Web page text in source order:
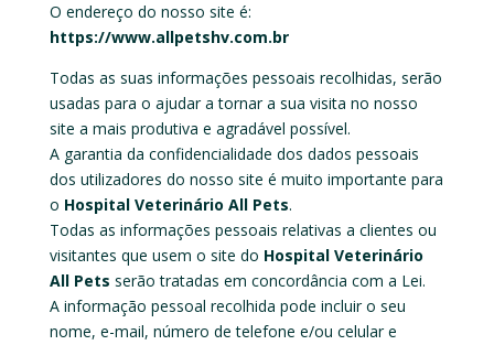
O endereço do nosso site é:
https://www.allpetshv.com.br
Todas as suas informações pessoais recolhidas, serão
usadas para o ajudar a tornar a sua visita no nosso
site a mais produtiva e agradável possível.
A garantia da confidencialidade dos dados pessoais
dos utilizadores do nosso site é muito importante para
o Hospital Veterinário All Pets.
Todas as informações pessoais relativas a clientes ou
visitantes que usem o site do Hospital Veterinário
All Pets serão tratadas em concordância com a Lei.
A informação pessoal recolhida pode incluir o seu
nome, e-mail, número de telefone e/ou celular e